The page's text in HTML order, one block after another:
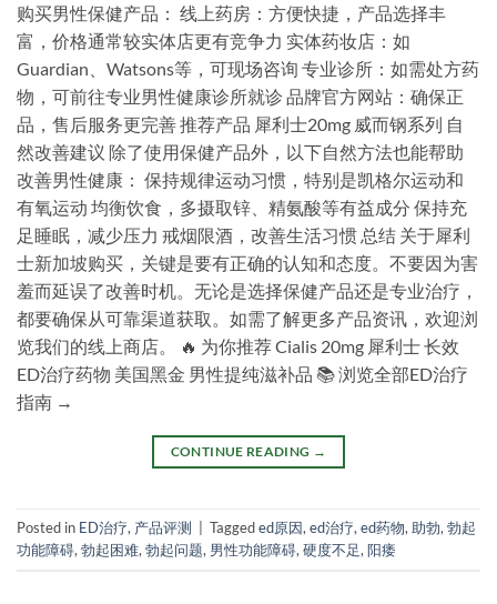
购买男性保健产品： 线上药房：方便快捷，产品选择丰
富，价格通常较实体店更有竞争力 实体药妆店：如
Guardian、Watsons等，可现场咨询 专业诊所：如需处方药
物，可前往专业男性健康诊所就诊 品牌官方网站：确保正
品，售后服务更完善 推荐产品 犀利士20mg 威而钢系列 自
然改善建议 除了使用保健产品外，以下自然方法也能帮助
改善男性健康： 保持规律运动习惯，特别是凯格尔运动和
有氧运动 均衡饮食，多摄取锌、精氨酸等有益成分 保持充
足睡眠，减少压力 戒烟限酒，改善生活习惯 总结 关于犀利
士新加坡购买，关键是要有正确的认知和态度。不要因为害
羞而延误了改善时机。无论是选择保健产品还是专业治疗，
都要确保从可靠渠道获取。如需了解更多产品资讯，欢迎浏
览我们的线上商店。 🔥 为你推荐 Cialis 20mg 犀利士 长效
ED治疗药物 美国黑金 男性提纯滋补品 📚 浏览全部ED治疗
指南 →
CONTINUE READING →
Posted in ED治疗, 产品评测 Taggeded原因, ed治疗, ed药物, 助勃, 勃起
功能障碍, 勃起困难, 勃起问题, 男性功能障碍, 硬度不足, 阳痿